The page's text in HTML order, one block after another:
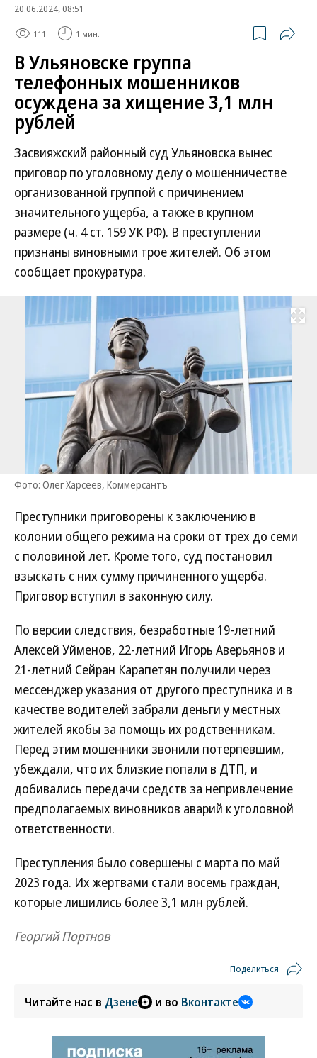
20.06.2024, 08:51
111 1 мин.
В Ульяновске группа
телефонных мошенников
осуждена за хищение 3,1 млн
рублей
Засвияжский районный суд Ульяновска вынес
приговор по уголовному делу о мошенничестве
организованной группой с причинением
значительного ущерба, а также в крупном
размере (ч. 4 ст. 159 УК РФ). В преступлении
признаны виновными трое жителей. Об этом
сообщает прокуратура.
Развернуть
Фото: Олег Харсеев, Коммерсантъ
Преступники приговорены к заключению в
колонии общего режима на сроки от трех до семи
с половиной лет. Кроме того, суд постановил
взыскать с них сумму причиненного ущерба.
Приговор вступил в законную силу.
По версии следствия, безработные 19-летний
Алексей Уйменов, 22-летний Игорь Аверьянов и
21-летний Сейран Карапетян получили через
мессенджер указания от другого преступника и в
качестве водителей забрали деньги у местных
жителей якобы за помощь их родственникам.
Перед этим мошенники звонили потерпевшим,
убеждали, что их близкие попали в ДТП, и
добивались передачи средств за непривлечение
предполагаемых виновников аварий к уголовной
ответственности.
Преступления было совершены с марта по май
2023 года. Их жертвами стали восемь граждан,
которые лишились более 3,1 млн рублей.
Георгий Портнов
Поделиться
Читайте нас в Дзене и во Вконтакте